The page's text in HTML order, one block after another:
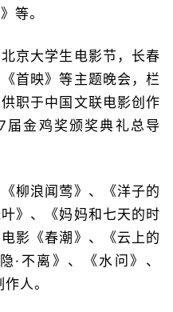
等。
京大学生电影节，长春
首映》等主题晚会，栏
职于中国文联电影创作
金鸡奖颁奖典礼总导
柳浪闻莺》、《洋子的
》、《妈妈和七天的时
影《春潮》、《云上的
·不离》、《水问》、
人。